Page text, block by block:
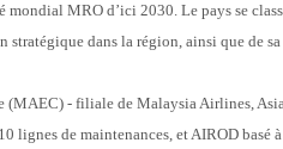
mondial MRO d’ici 2030. Le pays se
dans la région, ainsi que de
(MAEC) - filiale de Malaysia Airlines,
de maintenances, et AIROD basé à